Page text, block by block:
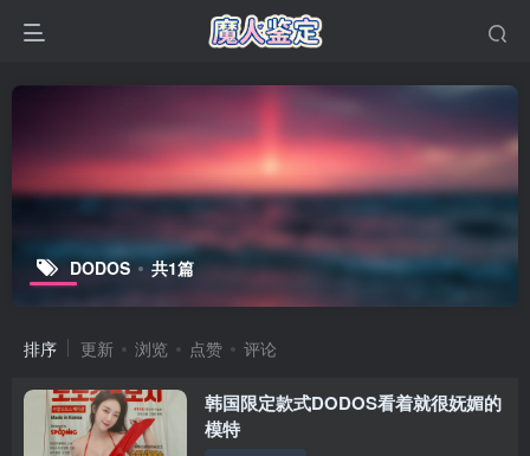
DODOS 共1篇
排序 更新 浏览 点赞 评论
韩国限定款式DODOS看着就很妩媚的
模特